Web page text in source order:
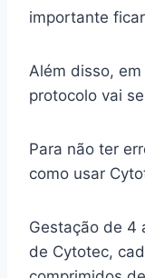
importante
Além disso,
protocolo vai
Para não ter
como usar
Gestação de 4
de Cytotec,